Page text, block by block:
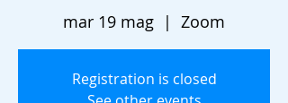
mar 19 mag
  |
Zoom
Registration is closed